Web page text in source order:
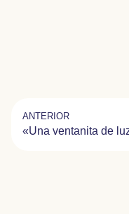
ANTERIOR